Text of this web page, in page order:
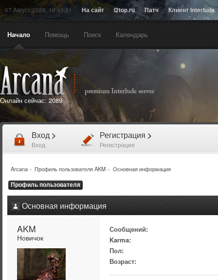
07 Август 2026, 10:40:21 На сайт l2top.ru Патч Клиент Interlude
Начало Помощь Поиск Календарь
Онлайн сейчас: 2089
Вход >
Вход
Регистрация >
Регистрация
Arcana» Профиль пользователя AKM » Основная информация
Профиль пользователя
Основная информация
AKM
Новичок
Сообщений:
Karma:
Пол:
Возраст: